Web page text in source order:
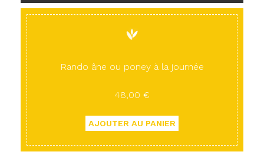
Rando âne ou poney à la journée
48,00 €